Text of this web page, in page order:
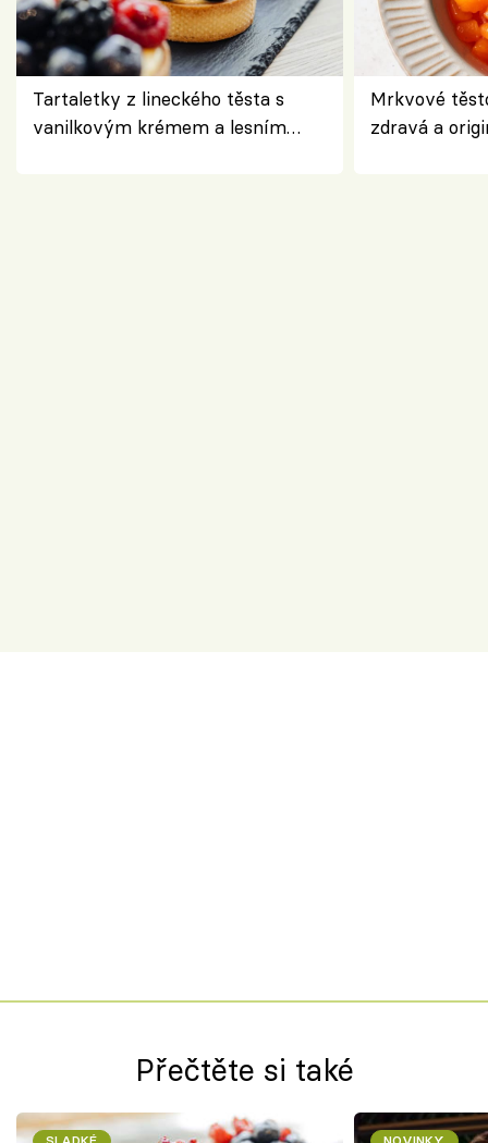
Tartaletky z lineckého těsta s
vanilkovým krémem a lesním
Mrkvové
zdravá a
Přečtěte si také